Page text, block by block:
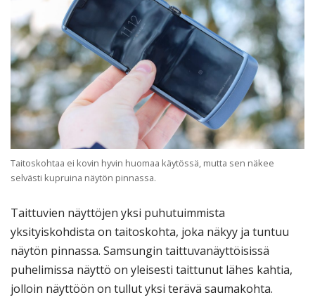
Taitoskohtaa ei kovin hyvin huomaa käytössä, mutta sen näkee
selvästi kupruina näytön pinnassa.
Taittuvien näyttöjen yksi puhutuimmista
yksityiskohdista on taitoskohta, joka näkyy ja tuntuu
näytön pinnassa. Samsungin taittuvanäyttöisissä
puhelimissa näyttö on yleisesti taittunut lähes kahtia,
jolloin näyttöön on tullut yksi terävä saumakohta.